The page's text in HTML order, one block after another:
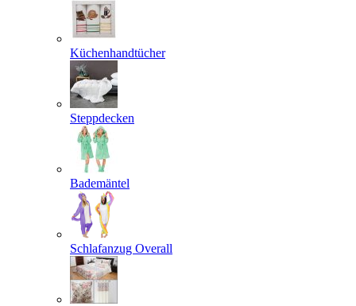
Küchenhandtücher
Steppdecken
Bademäntel
Schlafanzug Overall